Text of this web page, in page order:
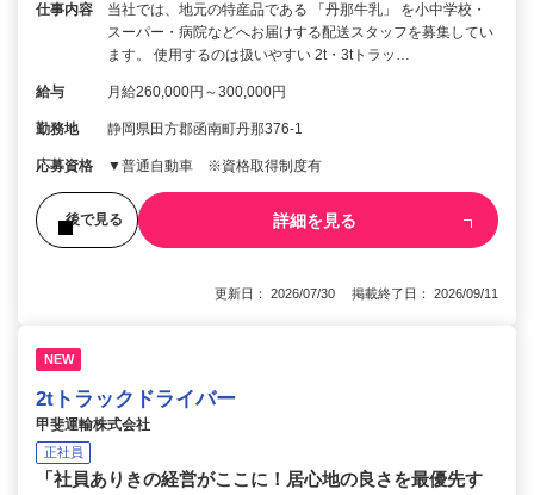
仕事内容
当社では、地元の特産品である 「丹那牛乳」 を小中学校・
スーパー・病院などへお届けする配送スタッフを募集してい
ます。 使用するのは扱いやすい 2t・3tトラッ…
給与 月給260,000円～300,000円
勤務地 静岡県田方郡函南町丹那376-1
応募資格 ▼普通自動車 ※資格取得制度有
後で見る 詳細を見る
更新日： 2026/07/30 掲載終了日： 2026/09/11
NEW
2tトラックドライバー
甲斐運輸株式会社
正社員
「社員ありきの経営がここに！居心地の良さを最優先す